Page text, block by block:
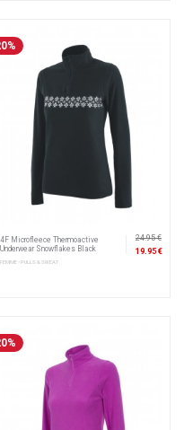
4F Microfleece Thermoactive
Underwear Snowflakes Black
FEMME • PULLS & SWEAT
24.95 €
19.95 €